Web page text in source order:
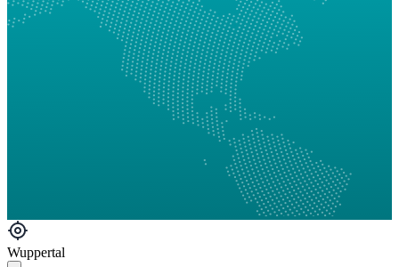
Wuppertal